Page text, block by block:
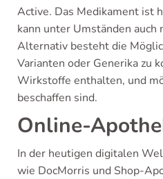
Active. Das Medikament ist
kann unter Umständen
Alternativ besteht die
Varianten oder Generika zu
Wirkstoffe enthalten, und
beschaffen sind.
Online-
In der heutigen digitalen
wie DocMorris und Shop-